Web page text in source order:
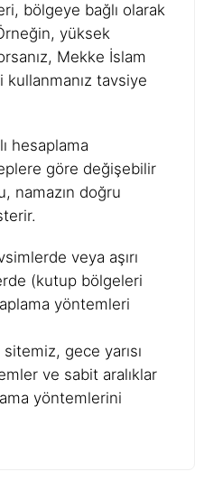
bölgeye bağlı olarak
yüksek
Mekke İslam
tavsiye
hesaplama
göre değişebilir
namazın doğru
veya aşırı
(kutup bölgeleri
yöntemleri
gece yarısı
ve sabit aralıklar
yöntemlerini